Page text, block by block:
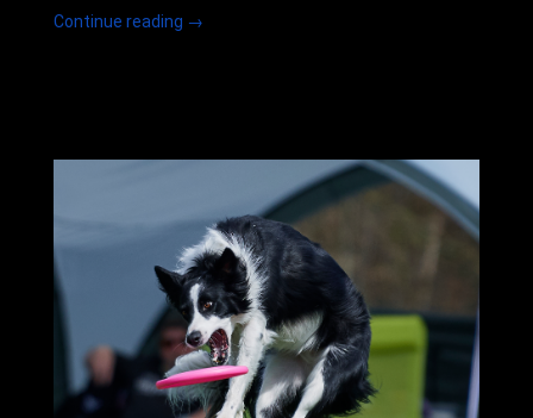
Continue reading „5.
Dormagen/Hackenbroich“
→